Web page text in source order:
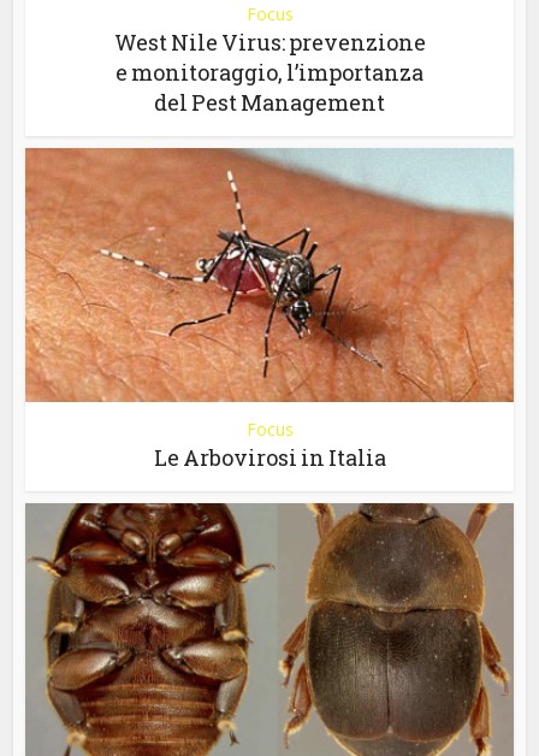
Focus
West Nile Virus: prevenzione
e monitoraggio, l’importanza
del Pest Management
Focus
Le Arbovirosi in Italia